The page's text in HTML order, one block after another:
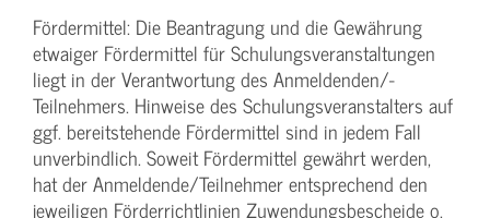
Fördermittel: Die Beantragung und die Gewährung
etwaiger Fördermittel für Schulungs­veranstaltungen
liegt in der Verantwortung des Anmeldenden/­
Teilnehmers. Hinweise des Schulungs­veranstalters auf
ggf. bereitstehende Fördermittel sind in jedem Fall
unverbindlich. Soweit Fördermittel gewährt werden,
hat der Anmeldende/­Teilnehmer entsprechend den
jeweiligen Förderrichtlinien Zuwendungs­bescheide o.